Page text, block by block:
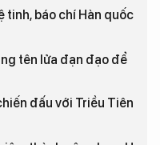
tinh, báo chí Hàn quốc
tên lửa đạn đạo để
đấu với Triều Tiên